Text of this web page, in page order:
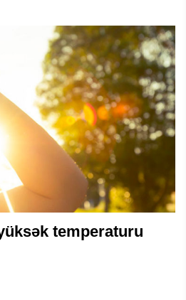
temperaturu